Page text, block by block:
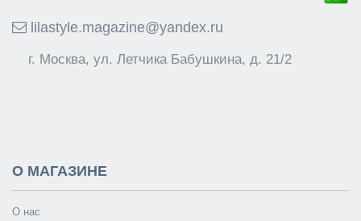
lilastyle.magazine@yandex.ru
г. Москва, ул. Летчика Бабушкина, д. 21/2
О МАГАЗИНЕ
О нас